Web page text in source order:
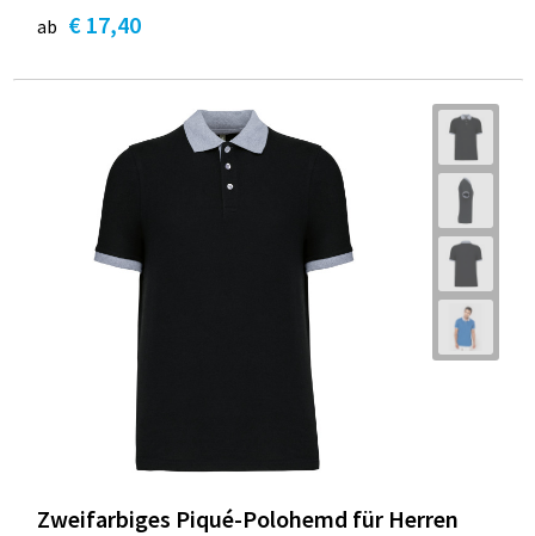
ab € 17,40
Zweifarbiges Piqué-Polohemd für Herren